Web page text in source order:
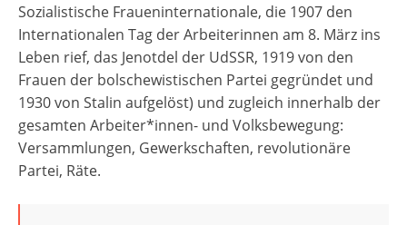
Sozialistische Fraueninternationale, die 1907 den
Internationalen Tag der Arbeiterinnen am 8. März ins
Leben rief, das Jenotdel der UdSSR, 1919 von den
Frauen der bolschewistischen Partei gegründet und
1930 von Stalin aufgelöst) und zugleich innerhalb der
gesamten Arbeiter*innen- und Volksbewegung:
Versammlungen, Gewerkschaften, revolutionäre
Partei, Räte.